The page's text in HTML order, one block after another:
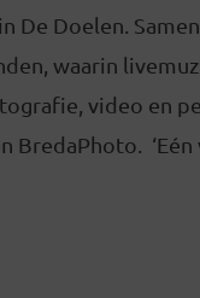
De Doelen.
waarin
video en
BredaPhoto.